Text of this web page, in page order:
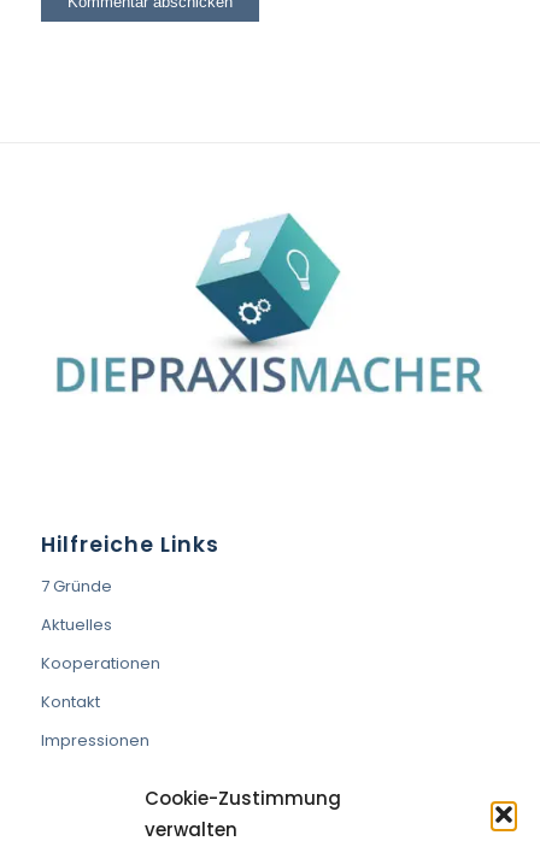
Cookie-Zustimmung
verwalten
Hilfreiche Links
7 Gründe
Aktuelles
Kooperationen
Kontakt
Impressionen